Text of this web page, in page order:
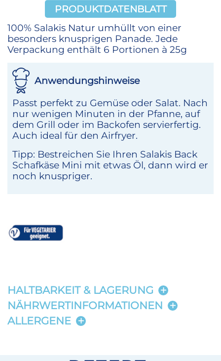
PRODUKTDATENBLATT
100% Salakis Natur umhüllt von einer
besonders knusprigen Panade. Jede
Verpackung enthält 6 Portionen à 25g
Anwendungshinweise
Passt perfekt zu Gemüse oder Salat. Nach
nur wenigen Minuten in der Pfanne, auf
dem Grill oder im Backofen servierfertig.
Auch ideal für den Airfryer.
Tipp: Bestreichen Sie Ihren Salakis Back
Schafkäse Mini mit etwas Öl, dann wird er
noch knuspriger.
HALTBARKEIT & LAGERUNG
NÄHRWERTINFORMATIONEN
ALLERGENE